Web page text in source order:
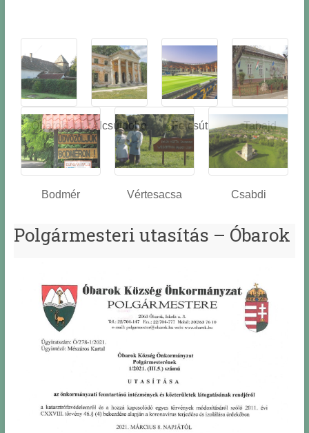
Óbarok
Alcsútdobo
z
Felcsút Tabajd
Bodmér Vértesacsa Csabdi
Polgármesteri utasítás – Óbarok